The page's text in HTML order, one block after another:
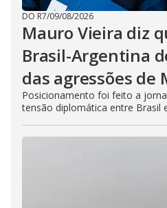
DO R7/09/08/2026
Mauro Vieira diz
Brasil-Argentina
das agressões de
Posicionamento foi feito a
tensão diplomática entre Brasil